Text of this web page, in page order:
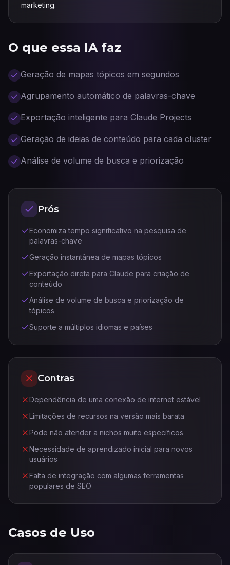
O que essa IA faz
Geração de mapas tópicos em segundos
Agrupamento automático de palavras-chave
Exportação inteligente para Claude Projects
Geração de ideias de conteúdo para cada cluster
Análise de volume de busca e priorização
Prós
Economiza tempo significativo na pesquisa de
palavras-chave
Geração instantânea de mapas tópicos
Exportação direta para Claude para criação de
conteúdo
Análise de volume de busca e priorização de
tópicos
Suporte a múltiplos idiomas e países
Contras
Dependência de uma conexão de internet estável
Limitações de recursos na versão mais barata
Pode não atender a nichos muito específicos
Necessidade de aprendizado inicial para novos
usuários
Falta de integração com algumas ferramentas
populares de SEO
Casos de Uso
marketing.